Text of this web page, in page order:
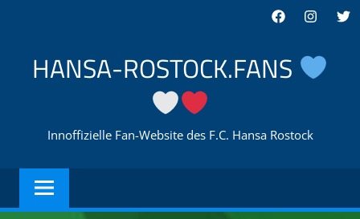
springen
Facebook
HANSA-ROSTOCK.FANS
Innoffizielle Fan-Website des F.C. Hansa Rostock